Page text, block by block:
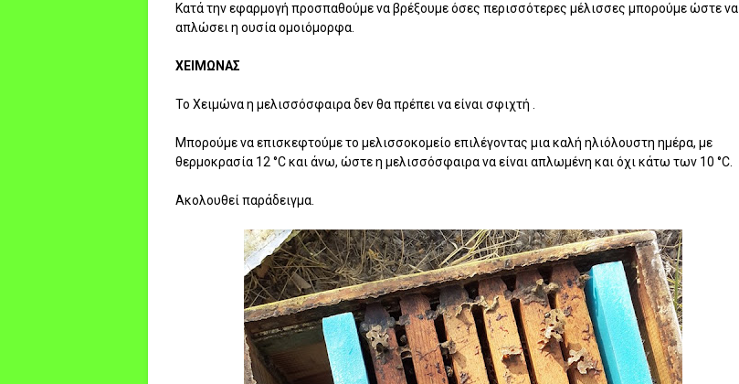
Κατά την εφαρμογή προσπαθούμε να βρέξουμε όσες περισσότερες μέλισσες μπορούμε ώστε να
απλώσει η ουσία ομοιόμορφα.
ΧΕΙΜΩΝΑΣ
Το Χειμώνα η μελισσόσφαιρα δεν θα πρέπει να είναι σφιχτή .
Μπορούμε να επισκεφτούμε το μελισσοκομείο επιλέγοντας μια καλή ηλιόλουστη ημέρα, με
θερμοκρασία 12 °C και άνω, ώστε η μελισσόσφαιρα να είναι απλωμένη και όχι κάτω των 10 °C.
Ακολουθεί παράδειγμα.